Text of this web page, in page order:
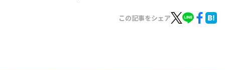
この記事をシェア